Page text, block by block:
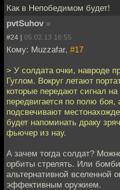
Как в Непобедимом будет!
pvtSuhov »
#24 | 05.02.13 16:55
Кому: Muzzafar, #17
> У солдата очки, навроде
Гуглом. Вокруг летают
которые передают сигнал
передвигается по полю боя,
подсвечивают
будет напоминать драку
фьючер из нау.
А зачем тогда солдат?
орбиты стрелять. Или
альтернативной вселенной
эффективным оружием.